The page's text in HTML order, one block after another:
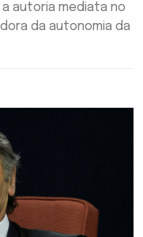
autoria mediata no
da autonomia da